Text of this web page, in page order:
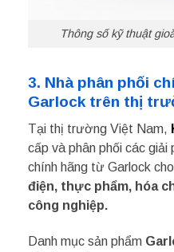
Thông số kỹ thuật
3. Nhà phân phối
Garlock trên thị
Tại thị trường Việt Nam,
cấp và phân phối các giải
chính hãng từ Garlock
điện, thực phẩm, hóa
công nghiệp.
Danh mục sản phẩm